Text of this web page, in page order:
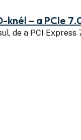
knél – a PCIe
de a PCI Express